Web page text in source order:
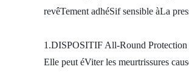
revêTement adhéSif sensible àLa
1.DISPOSITIF All-Round Protection
Elle peut éViter les meurtrissures